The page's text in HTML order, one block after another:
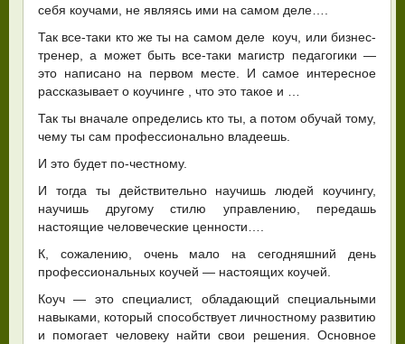
себя коучами, не являясь ими на самом деле….
Так все-таки кто же ты на самом деле коуч, или бизнес-
тренер, а может быть все-таки магистр педагогики —
это написано на первом месте. И самое интересное
рассказывает о коучинге , что это такое и …
Так ты вначале определись кто ты, а потом обучай тому,
чему ты сам профессионально владеешь.
И это будет по-честному.
И тогда ты действительно научишь людей коучингу,
научишь другому стилю управлению, передашь
настоящие человеческие ценности….
К, сожалению, очень мало на сегодняшний день
профессиональных коучей — настоящих коучей.
Коуч — это специалист, обладающий специальными
навыками, который способствует личностному развитию
и помогает человеку найти свои решения. Основное